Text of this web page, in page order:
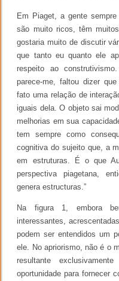
Em Piaget, a gente
são muito ricos, têm
gostaria muito de discutir
que tanto eu quanto ele
respeito ao
parece-me, faltou dizer
fato uma relação de
iguais dela. O objeto sai
melhorias em sua
tem sempre como
cognitiva do sujeito que, a
em estruturas. É o que
perspectiva piagetana,
genera estructuras.”
Na figura 1, embora
interessantes,
podem ser entendidos um
ele. No apriorismo, não é o
resultante
oportunidade para fornecer